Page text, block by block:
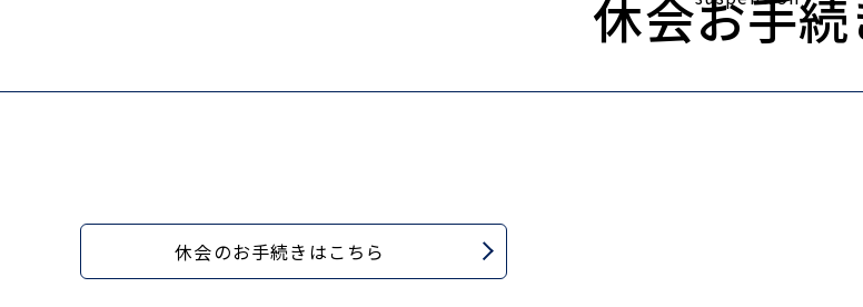
休会お手続
休会のお手続きはこちら